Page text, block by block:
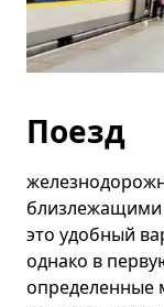
Поезд
близлежащими
это удобный
однако в
определенные